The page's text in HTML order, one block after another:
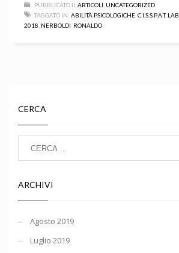
PUBBLICATO IL ARTICOLI UNCATEGORIZED
TAGGATO IN: ABILITÀ PSICOLOGICHE C.I.S.S.P.A.T. LAB
2018 NERBOLDI RONALDO
CERCA
ARCHIVI
Agosto 2019
Luglio 2019